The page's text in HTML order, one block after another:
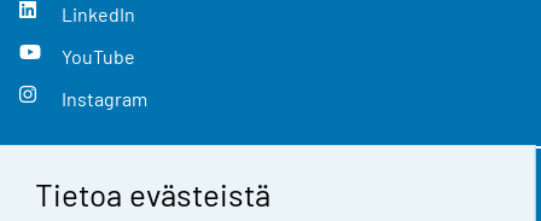
Tietoa evästeistä
LinkedIn
YouTube
Instagram
Yhteystiedot